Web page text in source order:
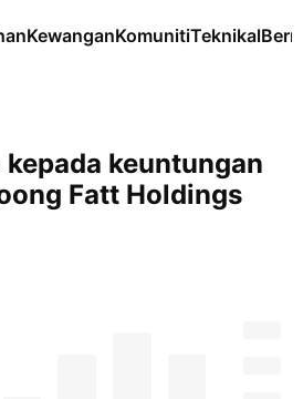
KewanganKomunitiTeknikal
keuntungan
Fatt Holdings